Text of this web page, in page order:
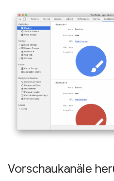
Vorschaukanäle